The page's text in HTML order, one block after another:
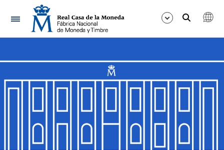
Navegación
Mostrar/Ocultar
Mostrar/Ocultar
Mostrar/Ocultar